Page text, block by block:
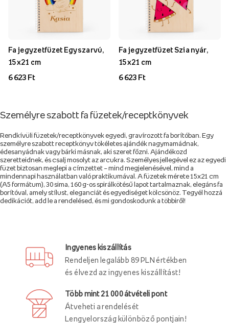
Fa jegyzetfüzet Egyszarvú,
15x21 cm
6 623 Ft
Fa jegyzetfüzet Szia nyár,
15x21 cm
6 623 Ft
Személyre szabott fa füzetek/receptkönyvek
Rendkívüli füzetek/receptkönyvek egyedi, gravírozott fa borítóban. Egy
személyre szabott receptkönyv tökéletes ajándék nagymamádnak,
édesanyádnak vagy bárki másnak, aki szeret főzni. Ajándékozd
szeretteidnek, és csalj mosolyt az arcukra. Személyes jellegével ez az egyedi
füzet biztosan meglepi a címzettet – mind megjelenésével, mind a
mindennapi használatban való praktikumával. A füzetek mérete 15x21 cm
(A5 formátum), 30 sima, 160 g-os spirálkötésű lapot tartalmaznak, elegáns fa
borítóval, amely stílust, eleganciát és egyediséget kölcsönöz. Tegyél hozzá
dedikációt, add le a rendelésed, és mi gondoskodunk a többiről!
Ingyenes kiszállítás
Rendeljen legalább 89 PLN értékben
és élvezd az ingyenes kiszállítást!
Több mint 21 000 átvételi pont
Átveheti a rendelését
Lengyelország különböző pontjain!